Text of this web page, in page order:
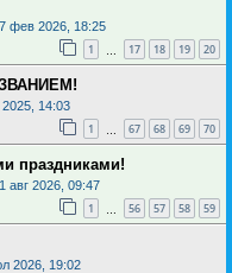
фев 2026, 18:25
1 17 18 19 20
14:03
1 67 68 69 70
праздниками!
авг 2026, 09:47
1 56 57 58 59
2026, 19:02